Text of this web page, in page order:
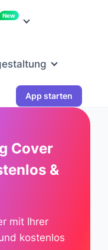
New
App starten
Cover
&
mit Ihrer
kostenlos